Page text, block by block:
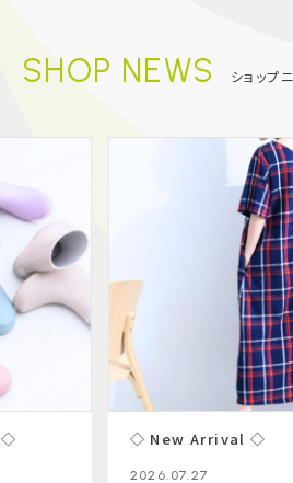
SHOP NEWS ショップ
◇ ◇ New Arrival ◇
2026.07.27